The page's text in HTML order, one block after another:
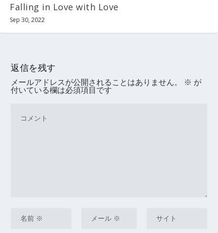
Falling in Love with Love
Sep 30, 2022
返信を残す
メールアドレスが公開されることはありません。 ※ が
付いている欄は必須項目です